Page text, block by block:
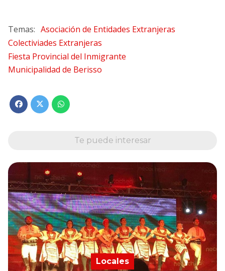
Asociación de Entidades Extranjeras
Colectiviades Extranjeras
Fiesta Provincial del Inmigrante
Municipalidad de Berisso
Te puede interesar
Locales